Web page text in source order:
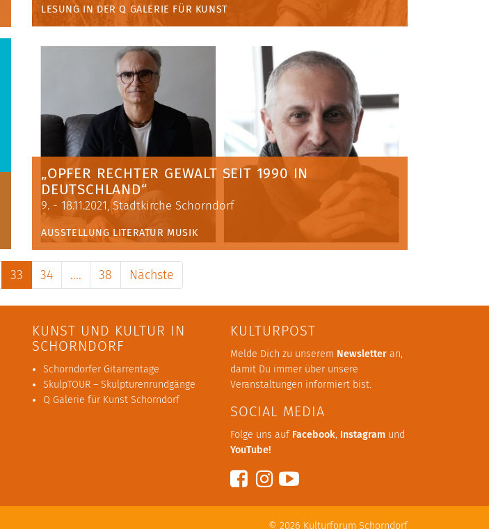
LESUNG IN DER Q GALERIE FÜR KUNST
„OPFER RECHTER GEWALT SEIT 1990 IN
DEUTSCHLAND“
9. - 18.11.2021, Stadtkirche Schorndorf
AUSSTELLUNG LITERATUR MUSIK
33 34 .... 38 Nächste
KUNST UND KULTUR IN
SCHORNDORF
Schorndorfer Gitarrentage
SkulpTOUR – Skulpturenrundgänge
Q Galerie für Kunst Schorndorf
KULTURPOST
Melde Dich zu unserem Newsletter an,
damit Du immer über unsere
Veranstaltungen informiert bist.
SOCIAL MEDIA
Folge uns auf Facebook, Instagram und
YouTube!
© 2026 Kulturforum Schorndorf